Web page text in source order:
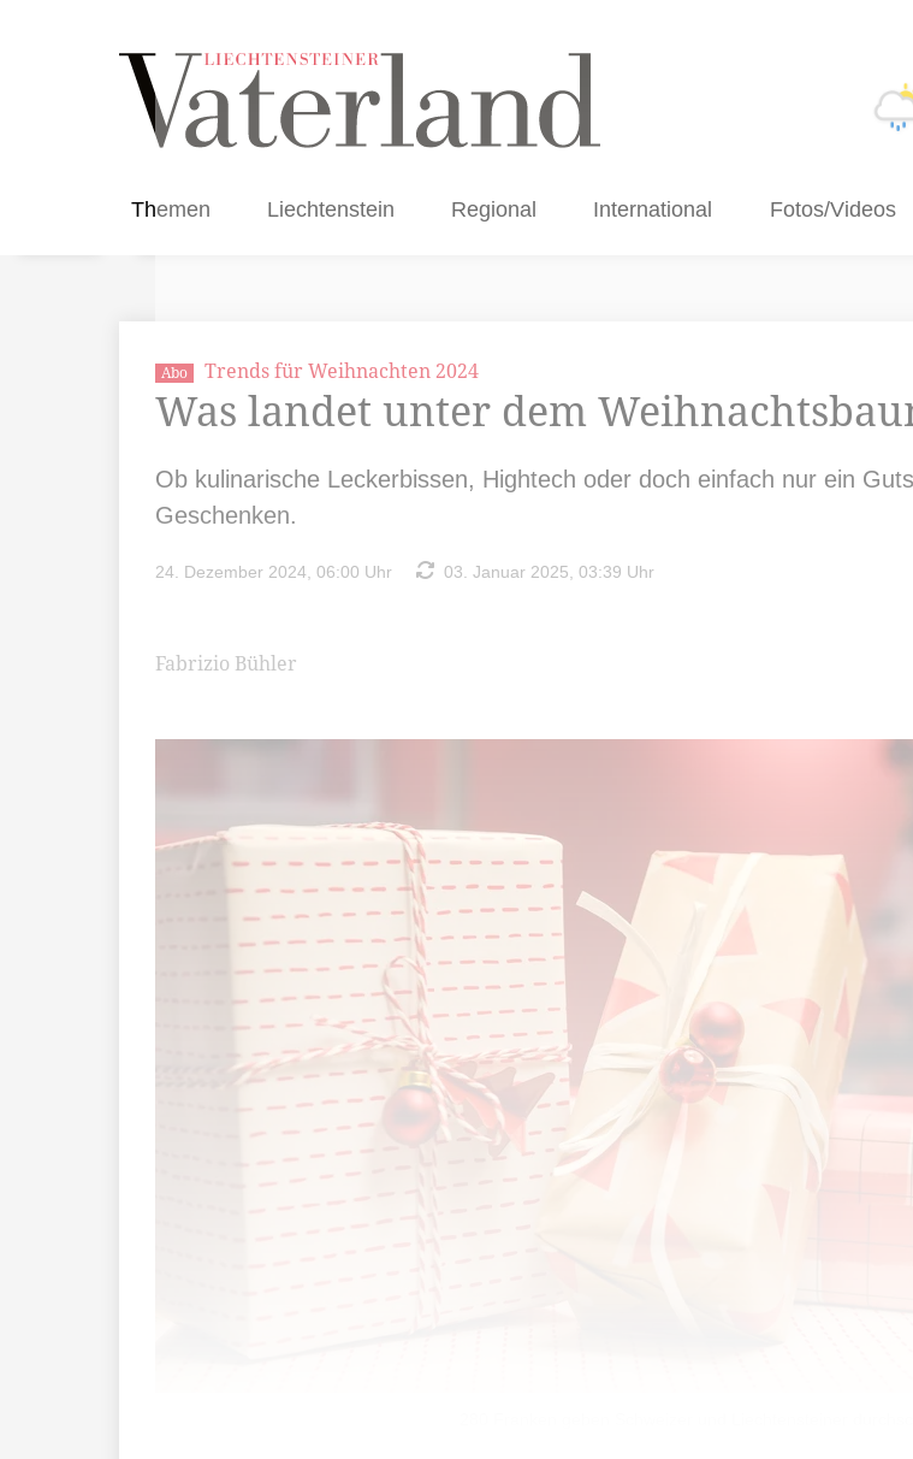
Themen Liechtenstein Regional International Fotos/Videos
Abo Trends für Weihnachten 2024
Was landet unter dem
Ob kulinarische Leckerbissen, Hightech oder doch einfach nur ein
Geschenken.
24. Dezember 2024, 06:00 Uhr 03. Januar 2025, 03:39 Uhr
Fabrizio Bühler